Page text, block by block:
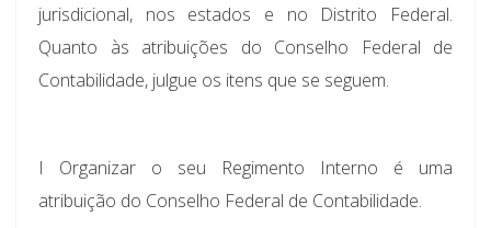
jurisdicional, nos estados e no Distrito Federal.
Quanto às atribuições do Conselho Federal de
Contabilidade, julgue os itens que se seguem.
I Organizar o seu Regimento Interno é uma
atribuição do Conselho Federal de Contabilidade.